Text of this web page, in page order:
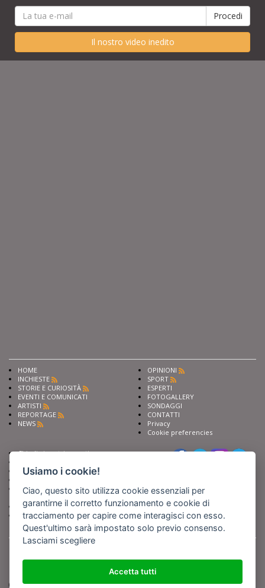
Il nostro video inedito
HOME
INCHIESTE
STORIE E CURIOSITÀ
EVENTI E COMUNICATI
ARTISTI
REPORTAGE
NEWS
OPINIONI
SPORT
ESPERTI
FOTOGALLERY
SONDAGGI
CONTATTI
Privacy
Cookie preferencies
Chiedi ai nostri esperti
Fai pubblicità con noi
Iscriviti al nostro corso di
giornalismo
Compra i nostri libri
Entra in Barinedita Map
, Partita IVA 07355350724
detiene i Diritti d'Autore e sono state prodotte nell'anno 2012 e seguenti
(tranne che non vi sia uno specifico anno di scatto riportato)
Usiamo i cookie!
Ciao, questo sito utilizza cookie essenziali per
garantirne il corretto funzionamento e cookie di
tracciamento per capire come interagisci con esso.
Quest'ultimo sarà impostato solo previo consenso.
Lasciami scegliere
Accetta tutti